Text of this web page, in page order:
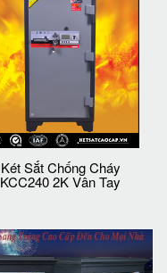
Két Sắt Chống Cháy
KCC240 2K Vân Tay